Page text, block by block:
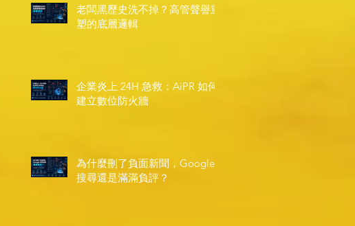
老闆黑歷史洗不掉？高管聲譽重
塑的底層邏輯
企業炎上 24H 急救：AiPR 如何
建立數位防火牆
為什麼刪了負面新聞，Google
搜尋還是滿滿負評？